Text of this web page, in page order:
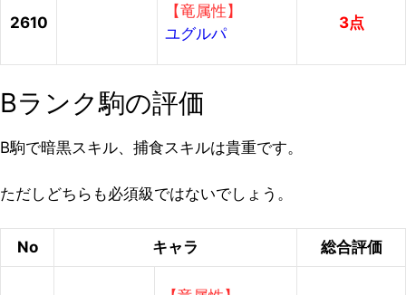
2610
【竜属性】
ユグルパ
3点
Bランク駒の評価
B駒で暗黒スキル、捕食スキルは貴重です。
ただしどちらも必須級ではないでしょう。
No キャラ 総合評価